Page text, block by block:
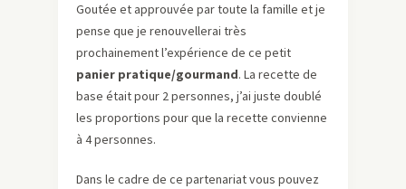
Goutée et approuvée par toute la famille et je
pense que je renouvellerai très
prochainement l’expérience de ce petit
panier pratique/gourmand. La recette de
base était pour 2 personnes, j’ai juste doublé
les proportions pour que la recette convienne
à 4 personnes.
Dans le cadre de ce partenariat vous pouvez